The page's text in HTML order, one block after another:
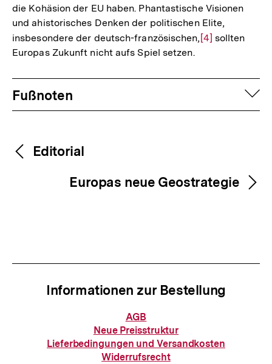
die Kohäsion der EU haben. Phantastische Visionen
und ahistorisches Denken der politischen Elite,
insbesondere der deutsch-französischen, Zur
[4] sollten
Europas Zukunft nicht aufs Spiel setzen.
Fussnoten
Fußnoten
Inhaltsnavigation
Inhaltsnavigation
Editorial
Europas neue Geostrategie
Informationen zur Bestellung
Informationen
zur
Bestellung
AGB
Neue Preisstruktur
Lieferbedingungen und Versandkosten
Widerrufsrecht